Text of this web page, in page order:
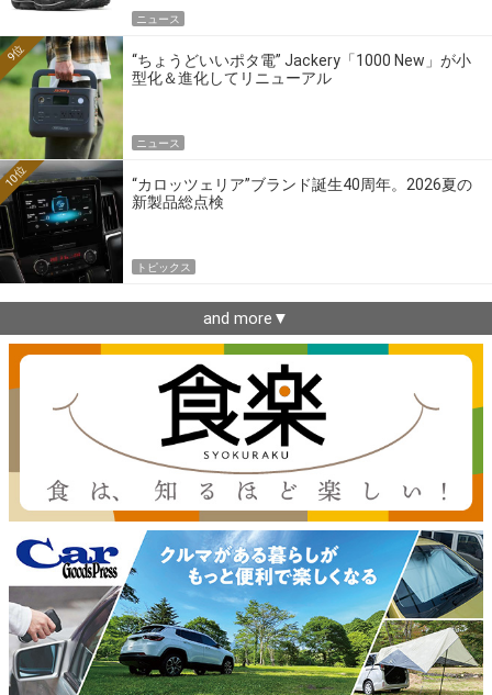
ニュース
“ちょうどいいポタ電” Jackery「1000 New」が小
型化＆進化してリニューアル
9位
ニュース
“カロッツェリア”ブランド誕生40周年。2026夏の
新製品総点検
10位
トピックス
and more▼